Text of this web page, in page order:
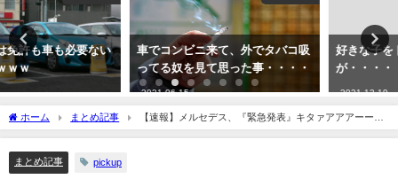
車でコンビニ来て、外でタバコ吸
ってる奴を見て思った事・・・・
2021-06-15
好きな子をドライブに誘った返信
が・・・・・
2021-12-19
ホーム まとめ記事
【速報】メルセデス、『緊急発表』キタァアアアーーー
ーーー！！！！！
まとめ記事 pickup